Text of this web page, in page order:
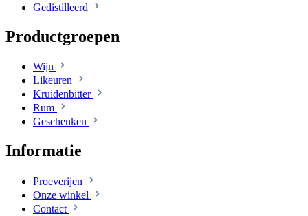
Gedistilleerd
Productgroepen
Wijn
Likeuren
Kruidenbitter
Rum
Geschenken
Informatie
Proeverijen
Onze winkel
Contact